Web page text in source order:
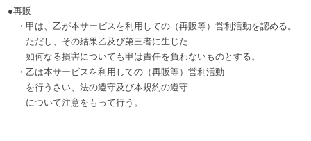
●再販
・甲は、乙が本サービスを利用しての（再販等）営利活動を認める。
ただし、その結果乙及び第三者に生じた
如何なる損害についても甲は責任を負わないものとする。
・乙は本サービスを利用しての（再販等）営利活動
を行うさい、法の遵守及び本規約の遵守
について注意をもって行う。